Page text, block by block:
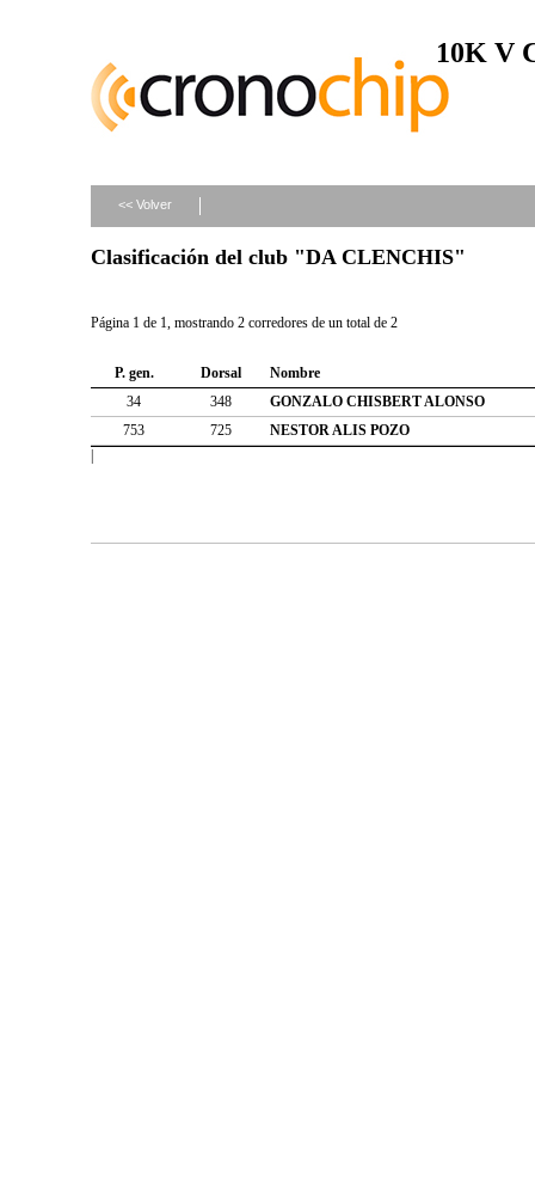
10K V
<< Volver
Clasificación del club "DA CLENCHIS"
Página 1 de 1, mostrando 2 corredores de un total de 2
P. gen. Dorsal
Nombre
34
348
GONZALO CHISBERT ALONSO
753
725
NESTOR ALIS POZO
|